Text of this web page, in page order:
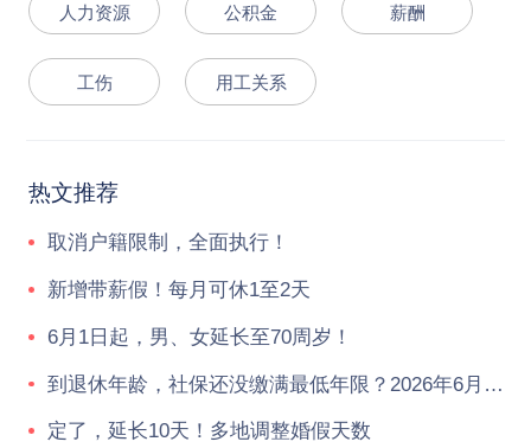
人力资源 公积金 薪酬
工伤 用工关系
热文推荐
取消户籍限制，全面执行！
新增带薪假！每月可休1至2天
6月1日起，男、女延长至70周岁！
到退休年龄，社保还没缴满最低年限？2026年6月起，统一按新规执行！
定了，延长10天！多地调整婚假天数